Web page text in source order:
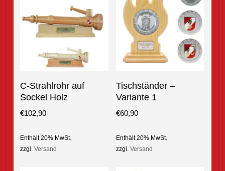
Optionen Auswählen
product
has
multiple
variants.
options
may
C-Strahlrohr auf
Sockel Holz
€102,90
Enthält 20% MwSt.
zzgl.Versand
Optionen Auswählen
product
has
multiple
variants.
options
may
Tischständer –
Variante 1
€60,90
Enthält 20% MwSt.
zzgl. Versand